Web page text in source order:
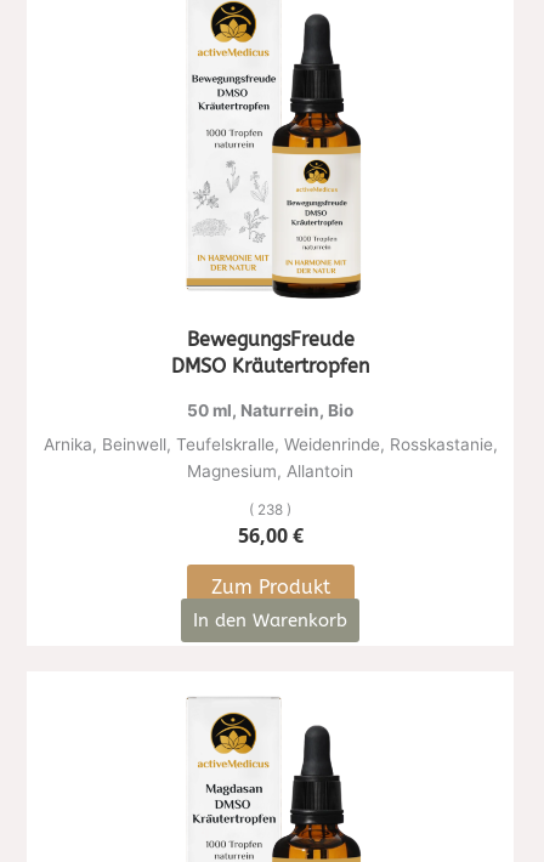
BewegungsFreude
DMSO Kräutertropfen
50 ml, Naturrein, Bio
Arnika, Beinwell, Teufelskralle, Weidenrinde, Rosskastanie,
Magnesium, Allantoin
( 238 )
56,00€
Zum Produkt
In den Warenkorb